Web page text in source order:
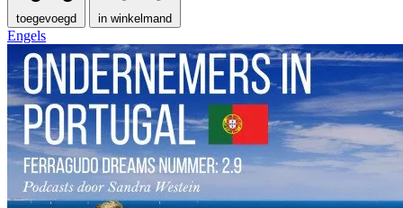
toegevoegd in winkelmand
Engels